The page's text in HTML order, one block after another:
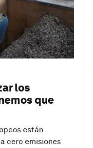
los
que
están
cero emisiones